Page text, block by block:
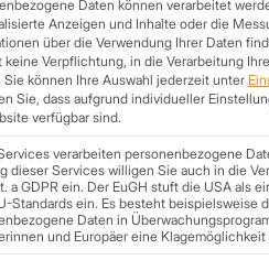
Daten können verarbeitet
Anzeigen und Inhalte oder die
über die Verwendung Ihrer Daten
keine Verpflichtung, in die Verarbeitung
Sie können Ihre Auswahl jederzeit unter
Sie, dass aufgrund individueller
verfügbar sind.
verarbeiten personenbezogene
dieser Services willigen Sie auch in die
a GDPR ein. Der EuGH stuft die USA als
Standards ein. Es besteht beispielsweise
Daten in
und Europäer eine